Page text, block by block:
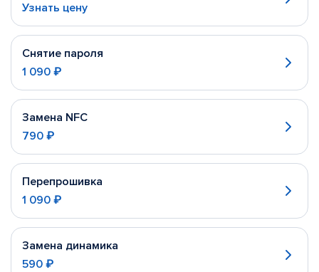
Узнать цену
Снятие пароля
1 090 ₽
Замена NFC
790 ₽
Перепрошивка
1 090 ₽
Замена динамика
590 ₽